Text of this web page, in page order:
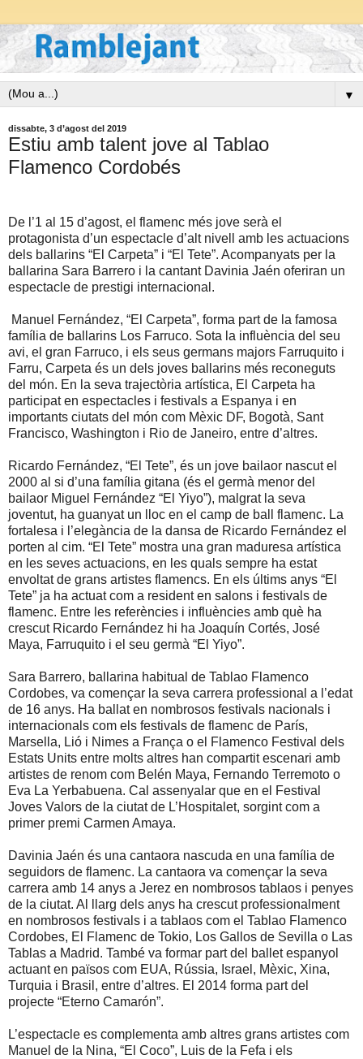
▼
dissabte, 3 d’agost del 2019
Estiu amb talent jove al Tablao
Flamenco Cordobés
De l’1 al 15 d’agost, el flamenc més jove serà el
protagonista d’un espectacle d’alt nivell amb les actuacions
dels ballarins “El Carpeta” i “El Tete”. Acompanyats per la
ballarina Sara Barrero i la cantant Davinia Jaén oferiran un
espectacle de prestigi internacional.
Manuel Fernández, “El Carpeta”, forma part de la famosa
família de ballarins Los Farruco. Sota la influència del seu
avi, el gran Farruco, i els seus germans majors Farruquito i
Farru, Carpeta és un dels joves ballarins més reconeguts
del món. En la seva trajectòria artística, El Carpeta ha
participat en espectacles i festivals a Espanya i en
importants ciutats del món com Mèxic DF, Bogotà, Sant
Francisco, Washington i Rio de Janeiro, entre d’altres.
Ricardo Fernández, “El Tete”, és un jove bailaor nascut el
2000 al si d’una família gitana (és el germà menor del
bailaor Miguel Fernández “El Yiyo”), malgrat la seva
joventut, ha guanyat un lloc en el camp de ball flamenc. La
fortalesa i l’elegància de la dansa de Ricardo Fernández el
porten al cim. “El Tete” mostra una gran maduresa artística
en les seves actuacions, en les quals sempre ha estat
envoltat de grans artistes flamencs. En els últims anys “El
Tete” ja ha actuat com a resident en salons i festivals de
flamenc. Entre les referències i influències amb què ha
crescut Ricardo Fernández hi ha Joaquín Cortés, José
Maya, Farruquito i el seu germà “El Yiyo”.
Sara Barrero, ballarina habitual de Tablao Flamenco
Cordobes, va començar la seva carrera professional a l’edat
de 16 anys. Ha ballat en nombrosos festivals nacionals i
internacionals com els festivals de flamenc de París,
Marsella, Lió i Nimes a França o el Flamenco Festival dels
Estats Units entre molts altres han compartit escenari amb
artistes de renom com Belén Maya, Fernando Terremoto o
Eva La Yerbabuena. Cal assenyalar que en el Festival
Joves Valors de la ciutat de L’Hospitalet, sorgint com a
primer premi Carmen Amaya.
Davinia Jaén és una cantaora nascuda en una família de
seguidors de flamenc. La cantaora va començar la seva
carrera amb 14 anys a Jerez en nombrosos tablaos i penyes
de la ciutat. Al llarg dels anys ha crescut professionalment
en nombrosos festivals i a tablaos com el Tablao Flamenco
Cordobes, El Flamenc de Tokio, Los Gallos de Sevilla o Las
Tablas a Madrid. També va formar part del ballet espanyol
actuant en països com EUA, Rússia, Israel, Mèxic, Xina,
Turquia i Brasil, entre d’altres. El 2014 forma part del
projecte “Eterno Camarón”.
L’espectacle es complementa amb altres grans artistes com
Manuel de la Nina, “El Coco”, Luis de la Fefa i els